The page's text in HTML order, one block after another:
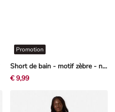
Short de bain - motif zèbre - noir
Promotion
€ 9,99